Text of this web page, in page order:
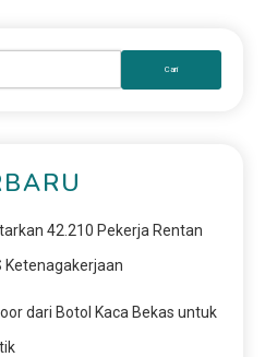
42.210 Pekerja Rentan
Ketenagakerjaan
dari Botol Kaca Bekas untuk